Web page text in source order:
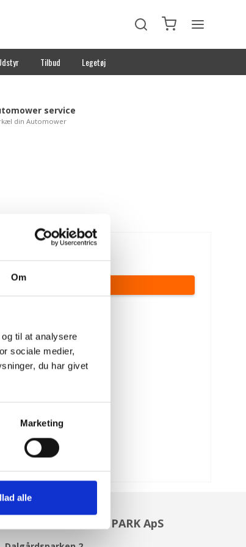
Om
til at analysere
sociale medier,
du har givet
Marketing
alle
Tilbud Legetøj
service
din Automower
DKK
HAVE OG PARK ApS